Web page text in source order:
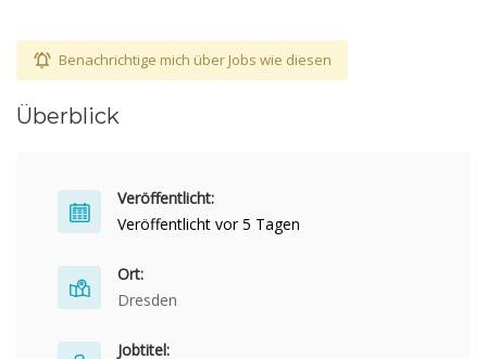
Benachrichtige mich über Jobs wie diesen
Überblick
Veröffentlicht:
Veröffentlicht vor 5 Tagen
Ort:
Dresden
Jobtitel: